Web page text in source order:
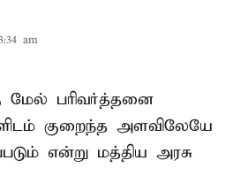
am
மேல் பரிவர்த்தனை
குறைந்த அளவிலேயே
என்று மத்திய அரசு